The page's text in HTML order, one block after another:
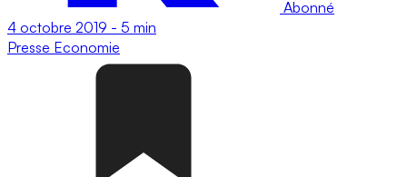
Abonné
4 octobre 2019 - 5 min
Presse Economie